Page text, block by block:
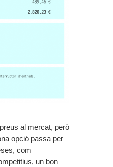
al mercat, però
opció passa per
com
un bon